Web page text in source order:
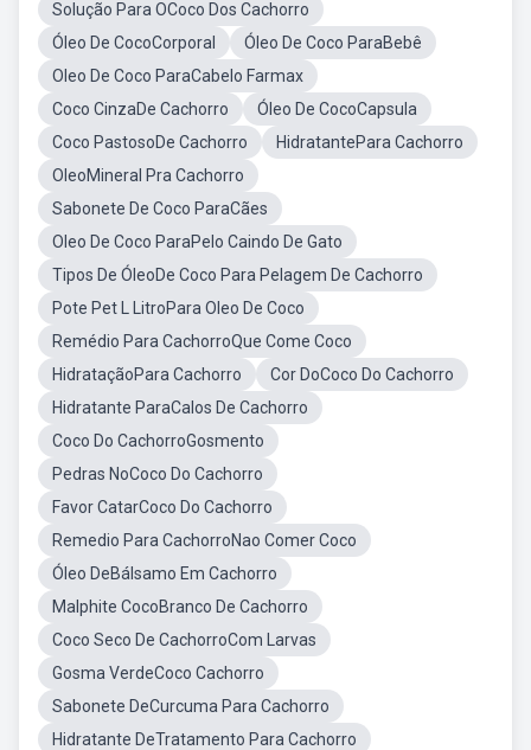
Solução Para OCoco Dos Cachorro
Óleo De CocoCorporal
Óleo De Coco ParaBebê
Oleo De Coco ParaCabelo Farmax
Coco CinzaDe Cachorro
Óleo De CocoCapsula
Coco PastosoDe Cachorro
HidratantePara Cachorro
OleoMineral Pra Cachorro
Sabonete De Coco ParaCães
Oleo De Coco ParaPelo Caindo De Gato
Tipos De ÓleoDe Coco Para Pelagem De Cachorro
Pote Pet L LitroPara Oleo De Coco
Remédio Para CachorroQue Come Coco
HidrataçãoPara Cachorro
Cor DoCoco Do Cachorro
Hidratante ParaCalos De Cachorro
Coco Do CachorroGosmento
Pedras NoCoco Do Cachorro
Favor CatarCoco Do Cachorro
Remedio Para CachorroNao Comer Coco
Óleo DeBálsamo Em Cachorro
Malphite CocoBranco De Cachorro
Coco Seco De CachorroCom Larvas
Gosma VerdeCoco Cachorro
Sabonete DeCurcuma Para Cachorro
Hidratante DeTratamento Para Cachorro